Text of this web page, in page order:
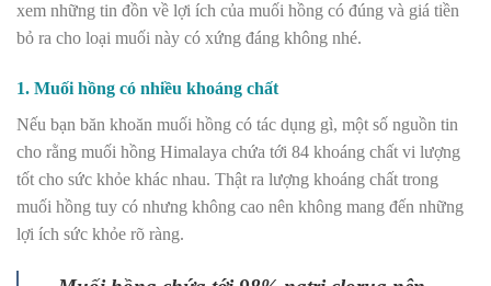
xem những tin đồn về lợi ích của muối hồng có đúng và giá tiền
bỏ ra cho loại muối này có xứng đáng không nhé.
1. Muối hồng có nhiều khoáng chất
Nếu bạn băn khoăn muối hồng có tác dụng gì, một số nguồn tin
cho rằng muối hồng Himalaya chứa tới 84 khoáng chất vi lượng
tốt cho sức khỏe khác nhau. Thật ra lượng khoáng chất trong
muối hồng tuy có nhưng không cao nên không mang đến những
lợi ích sức khỏe rõ ràng.